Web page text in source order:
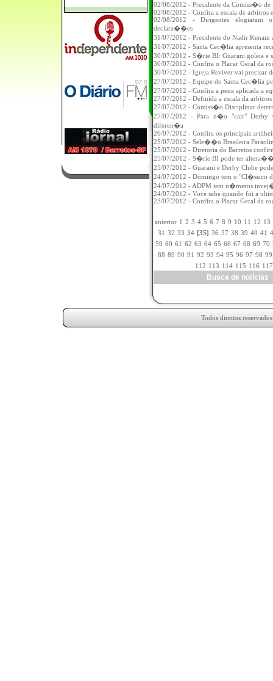
02/08/2012 - Presidente da Comiss�o
02/08/2012 - Confira a escala de arbitros
02/08/2012 - Dirigentes elogiaram
declara��es
31/07/2012 - Presidente do Nadir
31/07/2012 - Santa Cec�lia apresenta
30/07/2012 - S�rie BI: Guarani goleia e
30/07/2012 - Confira o Placar Geral da
30/07/2012 - Igreja Reviver vai precisar
27/07/2012 - Equipe do Santa Cec�lia
27/07/2012 - Confira a pena aplicada a
27/07/2012 - Definida a escala da arbitros
27/07/2012 - Comiss�o Disciplinar
27/07/2012 - Para n�o "cair" Derby
diferen�a
26/07/2012 - Confira os principais
25/07/2012 - Sele��o Brasileira
25/07/2012 - Diretoria do Barretos
25/07/2012 - S�rie BI pode ter
25/07/2012 - Guarani e Derby Clube
24/07/2012 - Domingo tem o "Cl�ssico
24/07/2012 - ADPM tem n�meros
24/07/2012 - Voce sabe quando foi a
23/07/2012 - Confira o Placar Geral da
anterior 1 2 3 4 5 6 7 8 9 10 11 12 13
31 32 33 34 [35] 36 37 38 39 40 41
59 60 61 62 63 64 65 66 67 68 69 70
88 89 90 91 92 93 94 95 96 97 98 99
112 113 114 115 116 117
Busca de
Todos direitos